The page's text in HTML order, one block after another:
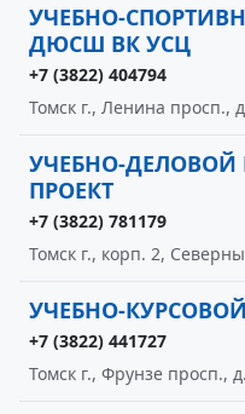
УЧЕБНО-
ДЮСШ ВК УСЦ
+7 (3822) 404794
Томск г., Ленина просп.,
УЧЕБНО-
ПРОЕКТ
+7 (3822) 781179
Томск г., корп. 2,
УЧЕБНО-
+7 (3822) 441727
Томск г., Фрунзе просп.,